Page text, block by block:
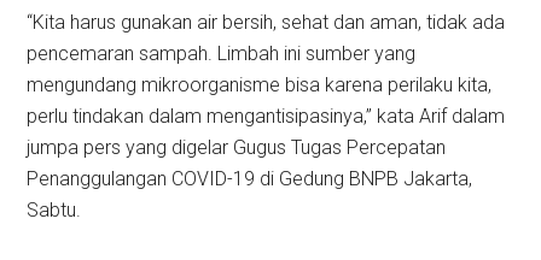
“Kita harus gunakan air bersih, sehat dan aman, tidak ada
pencemaran sampah. Limbah ini sumber yang
mengundang mikroorganisme bisa karena perilaku kita,
perlu tindakan dalam mengantisipasinya,” kata Arif dalam
jumpa pers yang digelar Gugus Tugas Percepatan
Penanggulangan COVID-19 di Gedung BNPB Jakarta,
Sabtu.